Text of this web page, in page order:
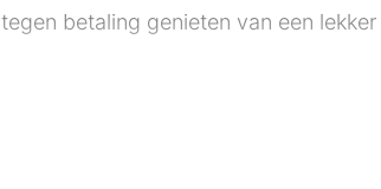
betaling genieten van een
Ter plaatse heb je gratis